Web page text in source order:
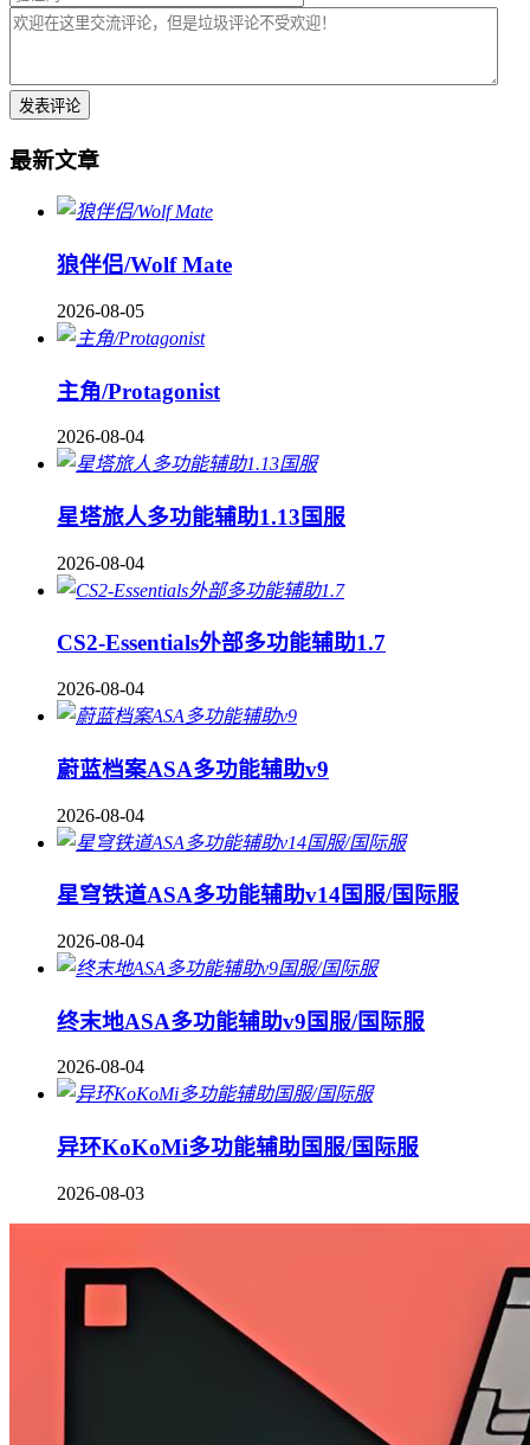
最新文章
狼伴侣/Wolf Mate
2026-08-05
主角/Protagonist
2026-08-04
星塔旅人多功能辅助1.13国服
2026-08-04
CS2-Essentials外部多功能辅助1.7
2026-08-04
蔚蓝档案ASA多功能辅助v9
2026-08-04
星穹铁道ASA多功能辅助v14国服/国际服
2026-08-04
终末地ASA多功能辅助v9国服/国际服
2026-08-04
异环KoKoMi多功能辅助国服/国际服
2026-08-03